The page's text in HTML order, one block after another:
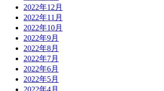
2022年12月
2022年11月
2022年10月
2022年9月
2022年8月
2022年7月
2022年6月
2022年5月
2022年4月